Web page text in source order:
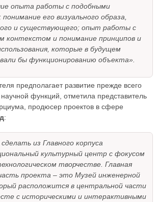
опыта работы с подобными
его визуального образа,
и существующего; опыт работы с
контекстом и понимание принципов и
которые в будущем
бы функционированию объекта».
предполагает развитие прежде всего
функций, отметила представитель
продюсер проектов в сфере
:
из Главного корпуса
культурный центр с фокусом
творчестве. Главная
проекта – это Музей инженерной
расположится в центральной части
с историческими и интерактивными